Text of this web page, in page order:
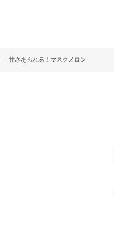
甘さあふれる！マスクメロン